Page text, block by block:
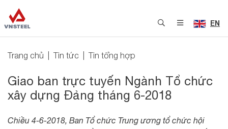
EN
Trang chủ Tin tức Tin tổng hợp
Giao ban trực tuyến Ngành Tổ chức
xây dựng Đảng tháng 6-2018
Chiều 4-6-2018, Ban Tổ chức Trung ương tổ chức hội